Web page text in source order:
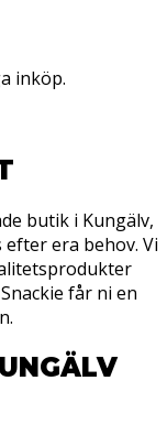
inköp.
butik i Kungälv,
era behov. Vi
får ni en